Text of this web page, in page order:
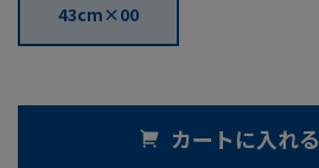
43cm×00
カートに入れる